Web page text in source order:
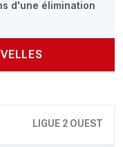
d'une élimination
LIGUE 2 OUEST